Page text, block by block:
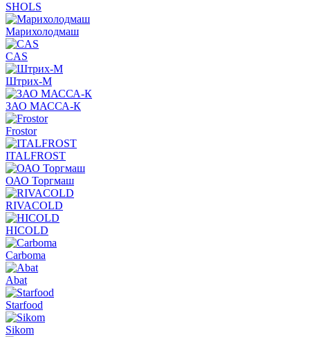
SHOLS
Марихолодмаш
CAS
Штрих-М
ЗАО МАССА-К
Frostor
ITALFROST
ОАО Торгмаш
RIVACOLD
HICOLD
Carboma
Abat
Starfood
Sikom